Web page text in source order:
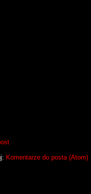
Komentarze do posta (Atom)